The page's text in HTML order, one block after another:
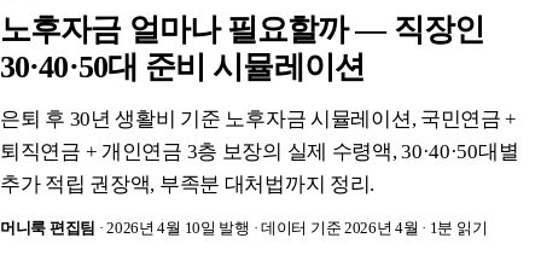
노후자금 얼마나 필요할까 — 직장인
30·40·50대 준비 시뮬레이션
은퇴 후 30년 생활비 기준 노후자금 시뮬레이션, 국민연금 +
퇴직연금 + 개인연금 3층 보장의 실제 수령액, 30·40·50대별
추가 적립 권장액, 부족분 대처법까지 정리.
머니룩 편집팀 · 2026년 4월 10일 발행 · 데이터 기준 2026년 4월 · 1분 읽기